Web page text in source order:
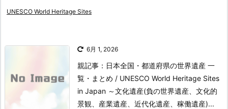
UNESCO World Heritage Sites
6月 1, 2026
親記事：日本全国・都道府県の世界遺産 一
覧・まとめ / UNESCO World Heritage Sites
in Japan ～文化遺産(負の世界遺産、文化的
景観、産業遺産、近代化遺産、稼働遺産)...